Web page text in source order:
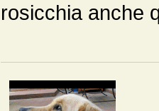
rosicchia anche